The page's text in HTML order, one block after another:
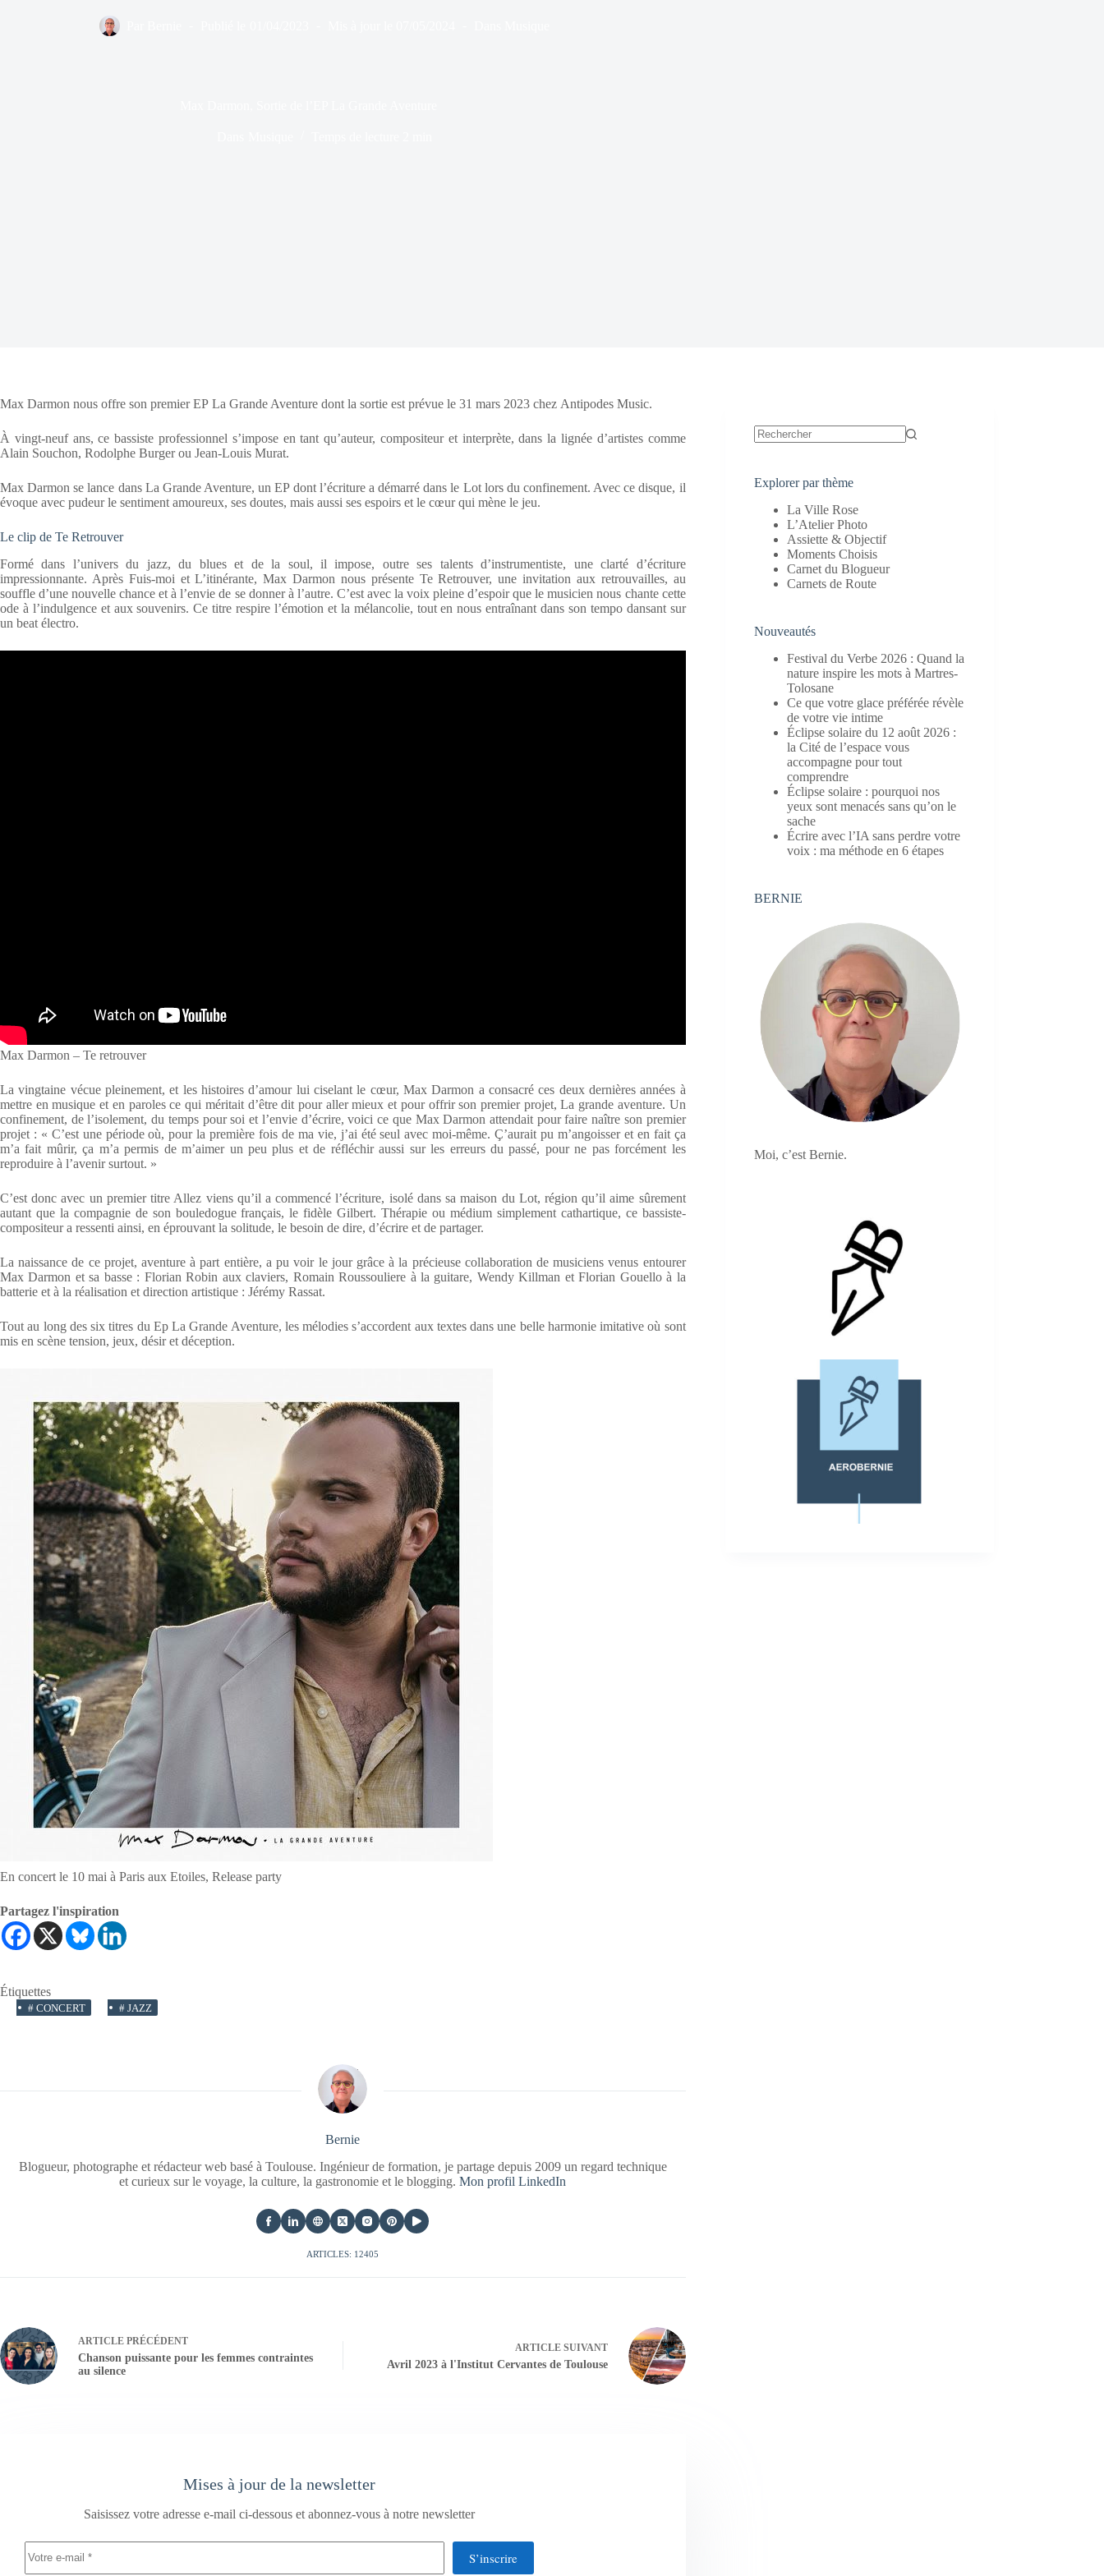
Max Darmon nous offre son premier EP La Grande Aventure dont la sortie est prévue le 31 mars 2023 chez Antipodes Music.
À vingt-neuf ans, ce bassiste professionnel s’impose en tant qu’auteur, compositeur et interprète, dans la lignée d’artistes comme
Alain Souchon, Rodolphe Burger ou Jean-Louis Murat.
Max Darmon se lance dans La Grande Aventure, un EP dont l’écriture a démarré dans le Lot lors du confinement. Avec ce disque, il
évoque avec pudeur le sentiment amoureux, ses doutes, mais aussi ses espoirs et le cœur qui mène le jeu.
Le clip de Te Retrouver
Formé dans l’univers du jazz, du blues et de la soul, il impose, outre ses talents d’instrumentiste, une clarté d’écriture
impressionnante. Après Fuis-moi et L’itinérante, Max Darmon nous présente Te Retrouver, une invitation aux retrouvailles, au
souffle d’une nouvelle chance et à l’envie de se donner à l’autre. C’est avec la voix pleine d’espoir que le musicien nous chante cette
ode à l’indulgence et aux souvenirs. Ce titre respire l’émotion et la mélancolie, tout en nous entraînant dans son tempo dansant sur
un beat électro.
Max Darmon – Te retrouver
La vingtaine vécue pleinement, et les histoires d’amour lui ciselant le cœur, Max Darmon a consacré ces deux dernières années à
mettre en musique et en paroles ce qui méritait d’être dit pour aller mieux et pour offrir son premier projet, La grande aventure. Un
confinement, de l’isolement, du temps pour soi et l’envie d’écrire, voici ce que Max Darmon attendait pour faire naître son premier
projet : « C’est une période où, pour la première fois de ma vie, j’ai été seul avec moi-même. Ç’aurait pu m’angoisser et en fait ça
m’a fait mûrir, ça m’a permis de m’aimer un peu plus et de réfléchir aussi sur les erreurs du passé, pour ne pas forcément les
reproduire à l’avenir surtout. »
C’est donc avec un premier titre Allez viens qu’il a commencé l’écriture, isolé dans sa maison du Lot, région qu’il aime sûrement
autant que la compagnie de son bouledogue français, le fidèle Gilbert. Thérapie ou médium simplement cathartique, ce bassiste-
compositeur a ressenti ainsi, en éprouvant la solitude, le besoin de dire, d’écrire et de partager.
La naissance de ce projet, aventure à part entière, a pu voir le jour grâce à la précieuse collaboration de musiciens venus entourer
Max Darmon et sa basse : Florian Robin aux claviers, Romain Roussouliere à la guitare, Wendy Killman et Florian Gouello à la
batterie et à la réalisation et direction artistique : Jérémy Rassat.
Tout au long des six titres du Ep La Grande Aventure, les mélodies s’accordent aux textes dans une belle harmonie imitative où sont
mis en scène tension, jeux, désir et déception.
En concert le 10 mai à Paris aux Etoiles, Release party
Partagez l'inspiration
Étiquettes
# CONCERT # JAZZ
Bernie
Blogueur, photographe et rédacteur web basé à Toulouse. Ingénieur de formation, je partage depuis 2009 un regard technique
et curieux sur le voyage, la culture, la gastronomie et le blogging.Mon profil LinkedIn
ARTICLES: 12405
ARTICLE PRÉCÉDENT
Chanson puissante pour les femmes contraintes
au silence
ARTICLESUIVANT
Avril 2023 à l'Institut Cervantes de Toulouse
Mises à jour de la newsletter
Saisissez votre adresse e-mail ci-dessous et abonnez-vous à notre newsletter
S’inscrire
Explorer par thème
La Ville Rose
L’Atelier Photo
Assiette & Objectif
Moments Choisis
Carnet du Blogueur
Carnets de Route
Nouveautés
Festival du Verbe 2026 : Quand la
nature inspire les mots à Martres-
Tolosane
Ce que votre glace préférée révèle
de votre vie intime
Éclipse solaire du 12 août 2026 :
la Cité de l’espace vous
accompagne pour tout
comprendre
Éclipse solaire : pourquoi nos
yeux sont menacés sans qu’on le
sache
Écrire avec l’IA sans perdre votre
voix : ma méthode en 6 étapes
BERNIE
Moi, c’est Bernie.